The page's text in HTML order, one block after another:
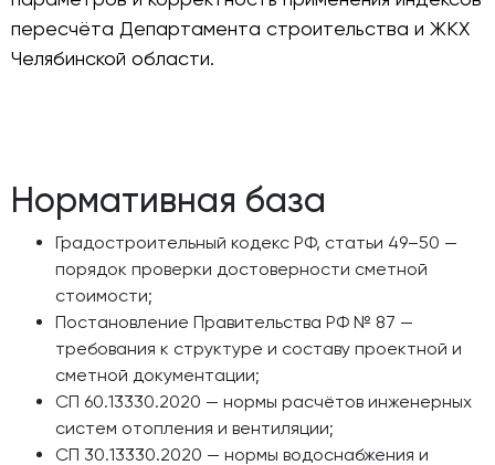
пересчёта Департамента строительства и ЖКХ
Челябинской области.
Нормативная база
Градостроительный кодекс РФ, статьи 49–50 —
порядок проверки достоверности сметной
стоимости;
Постановление Правительства РФ № 87 —
требования к структуре и составу проектной и
сметной документации;
СП 60.13330.2020 — нормы расчётов инженерных
систем отопления и вентиляции;
СП 30.13330.2020 — нормы водоснабжения и